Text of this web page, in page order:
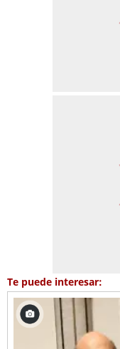
Te puede interesar: